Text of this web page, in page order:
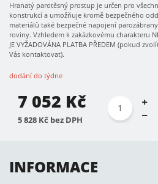
Hranatý parotěsný prostup je určen pro
konstrukcí a umožňuje kromě bezpečného
materiálů také bezpečné napojení
roviny. Vzhledem k zakázkovému charakteru
JE VYŽADOVÁNA PLATBA PŘEDEM (pokud
Vás kontaktovat).
dodání do týdne
7 052 Kč
5 828 Kč bez DPH
INFORMACE